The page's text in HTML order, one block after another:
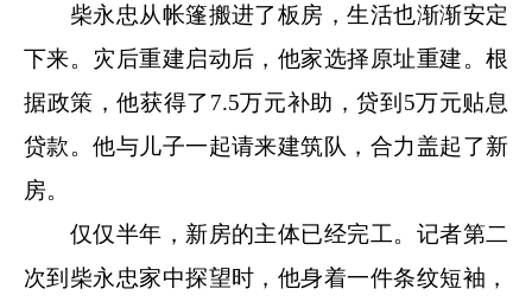
柴永忠从帐篷搬进了板房，生活也渐渐安定
下来。灾后重建启动后，他家选择原址重建。根
据政策，他获得了7.5万元补助，贷到5万元贴息
贷款。他与儿子一起请来建筑队，合力盖起了新
房。
仅仅半年，新房的主体已经完工。记者第二
次到柴永忠家中探望时，他身着一件条纹短袖，